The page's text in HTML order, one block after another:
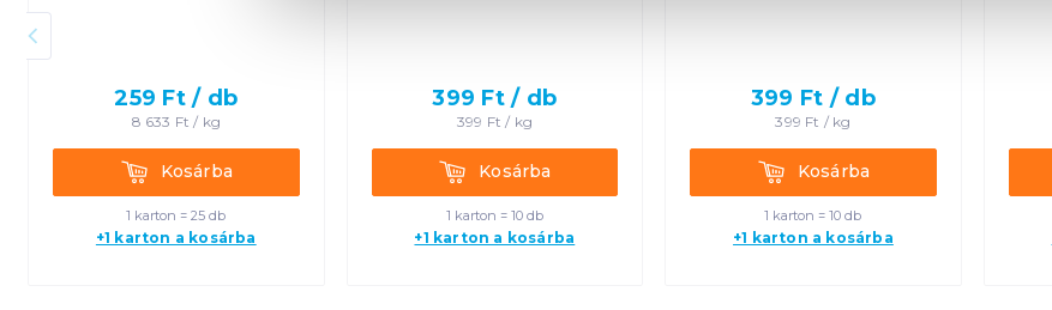
259 Ft / db
8 633 Ft / kg
KosárbaKosárba
1 karton = 25 db
+1 karton a kosárba
399 Ft / db
399 Ft / kg
KosárbaKosárba
1 karton = 10 db
+1 karton a kosárba
399 Ft / db
399 Ft / kg
KosárbaKosárba
1 karton = 10 db
+1 karton a kosárba